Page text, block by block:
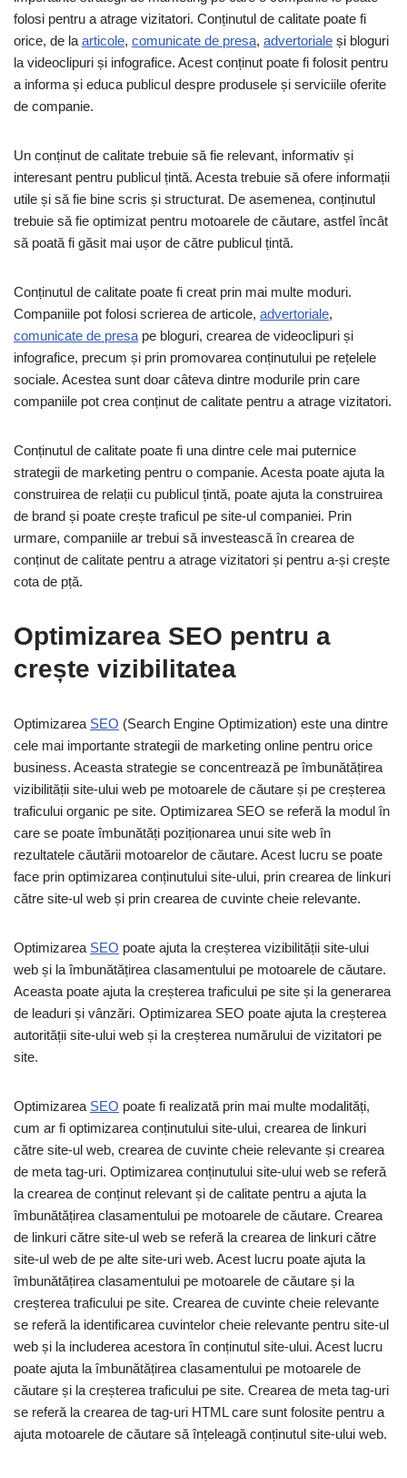
folosi pentru a atrage vizitatori. Conținutul de calitate poate fi
orice, de la articole, comunicate de presa, advertoriale și bloguri
la videoclipuri și infografice. Acest conținut poate fi folosit pentru
a informa și educa publicul despre produsele și serviciile oferite
de companie.
Un conținut de calitate trebuie să fie relevant, informativ și
interesant pentru publicul țintă. Acesta trebuie să ofere informații
utile și să fie bine scris și structurat. De asemenea, conținutul
trebuie să fie optimizat pentru motoarele de căutare, astfel încât
să poată fi găsit mai ușor de către publicul țintă.
Conținutul de calitate poate fi creat prin mai multe moduri.
Companiile pot folosi scrierea de articole, advertoriale,
comunicate de presa pe bloguri, crearea de videoclipuri și
infografice, precum și prin promovarea conținutului pe rețelele
sociale. Acestea sunt doar câteva dintre modurile prin care
companiile pot crea conținut de calitate pentru a atrage vizitatori.
Conținutul de calitate poate fi una dintre cele mai puternice
strategii de marketing pentru o companie. Acesta poate ajuta la
construirea de relații cu publicul țintă, poate ajuta la construirea
de brand și poate crește traficul pe site-ul companiei. Prin
urmare, companiile ar trebui să investească în crearea de
conținut de calitate pentru a atrage vizitatori și pentru a-și crește
cota de pță.
Optimizarea SEO pentru a
crește vizibilitatea
Optimizarea SEO (Search Engine Optimization) este una dintre
cele mai importante strategii de marketing online pentru orice
business. Aceasta strategie se concentrează pe îmbunătățirea
vizibilității site-ului web pe motoarele de căutare și pe creșterea
traficului organic pe site. Optimizarea SEO se referă la modul în
care se poate îmbunătăți poziționarea unui site web în
rezultatele căutării motoarelor de căutare. Acest lucru se poate
face prin optimizarea conținutului site-ului, prin crearea de linkuri
către site-ul web și prin crearea de cuvinte cheie relevante.
Optimizarea SEO poate ajuta la creșterea vizibilității site-ului
web și la îmbunătățirea clasamentului pe motoarele de căutare.
Aceasta poate ajuta la creșterea traficului pe site și la generarea
de leaduri și vânzări. Optimizarea SEO poate ajuta la creșterea
autorității site-ului web și la creșterea numărului de vizitatori pe
site.
Optimizarea SEO poate fi realizată prin mai multe modalități,
cum ar fi optimizarea conținutului site-ului, crearea de linkuri
către site-ul web, crearea de cuvinte cheie relevante și crearea
de meta tag-uri. Optimizarea conținutului site-ului web se referă
la crearea de conținut relevant și de calitate pentru a ajuta la
îmbunătățirea clasamentului pe motoarele de căutare. Crearea
de linkuri către site-ul web se referă la crearea de linkuri către
site-ul web de pe alte site-uri web. Acest lucru poate ajuta la
îmbunătățirea clasamentului pe motoarele de căutare și la
creșterea traficului pe site. Crearea de cuvinte cheie relevante
se referă la identificarea cuvintelor cheie relevante pentru site-ul
web și la includerea acestora în conținutul site-ului. Acest lucru
poate ajuta la îmbunătățirea clasamentului pe motoarele de
căutare și la creșterea traficului pe site. Crearea de meta tag-uri
se referă la crearea de tag-uri HTML care sunt folosite pentru a
ajuta motoarele de căutare să înțeleagă conținutul site-ului web.